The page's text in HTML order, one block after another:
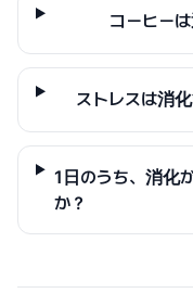
コーヒー
ストレスは消
1日のうち、消化
か？